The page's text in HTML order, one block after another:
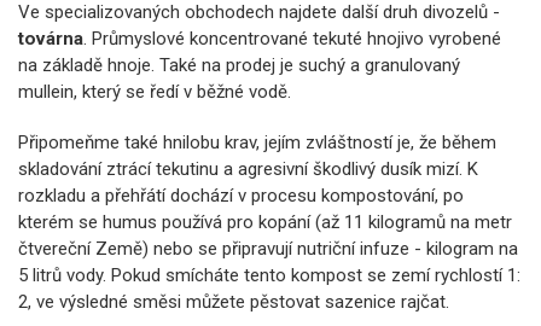
Ve specializovaných obchodech najdete další druh divozelů -
továrna. Průmyslové koncentrované tekuté hnojivo vyrobené
na základě hnoje. Také na prodej je suchý a granulovaný
mullein, který se ředí v běžné vodě.
Připomeňme také hnilobu krav, jejím zvláštností je, že během
skladování ztrácí tekutinu a agresivní škodlivý dusík mizí. K
rozkladu a přehřátí dochází v procesu kompostování, po
kterém se humus používá pro kopání (až 11 kilogramů na metr
čtvereční Země) nebo se připravují nutriční infuze - kilogram na
5 litrů vody. Pokud smícháte tento kompost se zemí rychlostí 1:
2, ve výsledné směsi můžete pěstovat sazenice rajčat.